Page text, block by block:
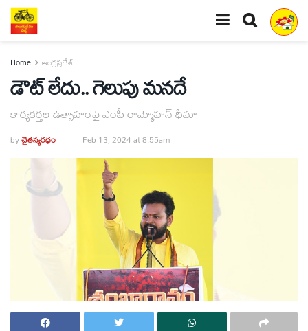
Home ఆంధ్రప్రదేశ్
డౌట్‌ లేదు.. గెలుపు మనదే
కార్యకర్తల ఉత్సాహంపై ఎంపీ రామ్మోహన్‌ ధీమా
byచైతన్యరధం Feb 13, 2024 at 8:55am